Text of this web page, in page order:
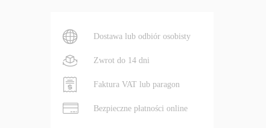
Dostawa lub odbiór osobisty
Zwrot do 14 dni
Faktura VAT lub paragon
Bezpieczne płatności online